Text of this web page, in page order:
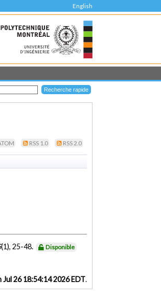
English
RSS 1.0 RSS 2.0
(1), 25-48. Disponible
Jul 26 18:54:14 2026 EDT.